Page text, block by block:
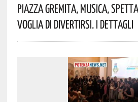
Piazza Gremita, Musica,
Voglia Di Divertirsi. I Dettagli